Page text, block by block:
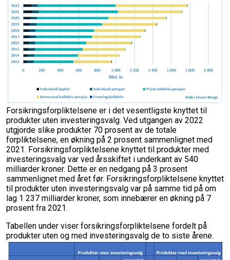
Forsikringsforpliktelsene er i det vesentligste knyttet til
produkter uten investeringsvalg. Ved utgangen av 2022
utgjorde slike produkter 70 prosent av de totale
forpliktelsene, en økning på 2 prosent sammenlignet med
2021. Forsikringsforpliktelsene knyttet til produkter med
investeringsvalg var ved årsskiftet i underkant av 540
milliarder kroner. Dette er en nedgang på 3 prosent
sammenlignet med året før. Forsikringsforpliktelsene knyttet
til produkter uten investeringsvalg var på samme tid på om
lag 1 237 milliarder kroner, som innebærer en økning på 7
prosent fra 2021.
Tabellen under viser forsikringsforpliktelsene fordelt på
produkter uten og med investeringsvalg de to siste årene.